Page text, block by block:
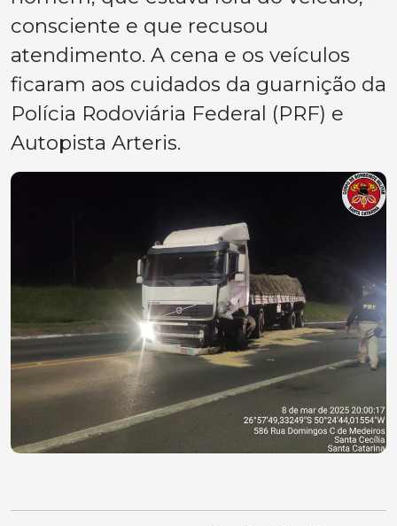
consciente e que recusou
atendimento. A cena e os veículos
ficaram aos cuidados da guarnição da
Polícia Rodoviária Federal (PRF) e
Autopista Arteris.